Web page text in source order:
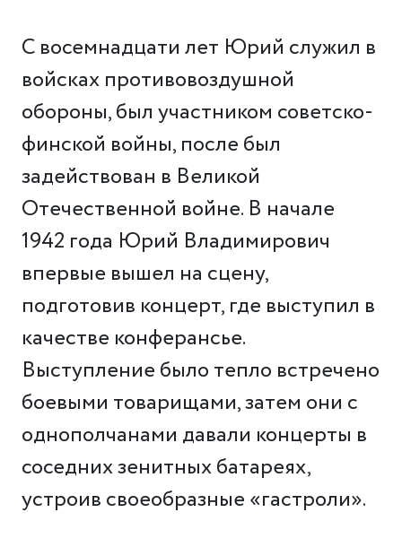
С восемнадцати лет Юрий служил в
войсках противовоздушной
обороны, был участником советско-
финской войны, после был
задействован в Великой
Отечественной войне. В начале
1942 года Юрий Владимирович
впервые вышел на сцену,
подготовив концерт, где выступил в
качестве конферансье.
Выступление было тепло встречено
боевыми товарищами, затем они с
однополчанами давали концерты в
соседних зенитных батареях,
устроив своеобразные «гастроли».